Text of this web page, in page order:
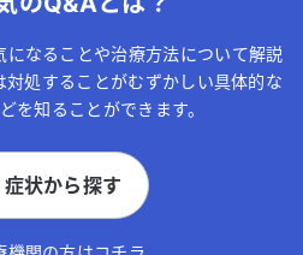
なることや治療方法について解説
対処することがむずかしい具体的な
を知ることができます。
状から探す